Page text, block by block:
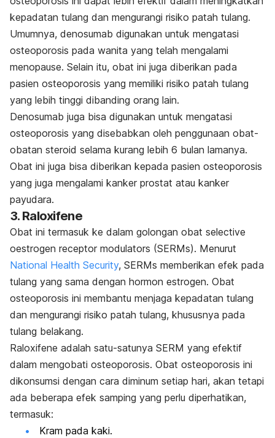
kepadatan tulang dan mengurangi risiko patah tulang.
Umumnya, denosumab digunakan untuk mengatasi
osteoporosis pada wanita yang telah mengalami
menopause. Selain itu, obat ini juga diberikan pada
pasien osteoporosis yang memiliki risiko patah tulang
yang lebih tinggi dibanding orang lain.
Denosumab juga bisa digunakan untuk mengatasi
osteoporosis yang disebabkan oleh penggunaan obat-
obatan steroid selama kurang lebih 6 bulan lamanya.
Obat ini juga bisa diberikan kepada pasien osteoporosis
yang juga mengalami kanker prostat atau kanker
payudara.
3. Raloxifene
Obat ini termasuk ke dalam golongan obat selective
oestrogen receptor modulators (SERMs). Menurut
National Health Security, SERMs memberikan efek pada
tulang yang sama dengan hormon estrogen. Obat
osteoporosis ini membantu menjaga kepadatan tulang
dan mengurangi risiko patah tulang, khususnya pada
tulang belakang.
Raloxifene adalah satu-satunya SERM yang efektif
dalam mengobati osteoporosis. Obat osteoporosis ini
dikonsumsi dengan cara diminum setiap hari, akan tetapi
ada beberapa efek samping yang perlu diperhatikan,
termasuk:
Kram pada kaki.